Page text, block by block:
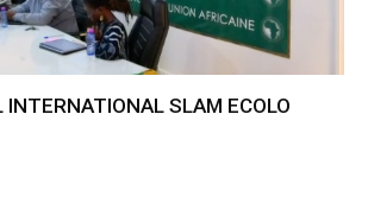
INTERNATIONAL SLAM ECOLO